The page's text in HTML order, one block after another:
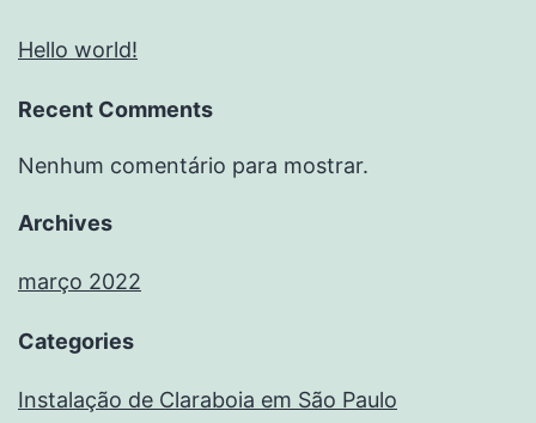
Hello world!
Recent Comments
Nenhum comentário para mostrar.
Archives
março 2022
Categories
Instalação de Claraboia em São Paulo